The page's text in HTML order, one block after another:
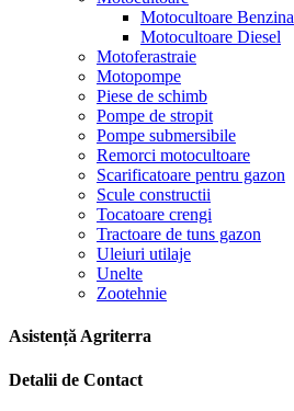
Motocultoare Benzina
Motocultoare Diesel
Motoferastraie
Motopompe
Piese de schimb
Pompe de stropit
Pompe submersibile
Remorci motocultoare
Scarificatoare pentru gazon
Scule constructii
Tocatoare crengi
Tractoare de tuns gazon
Uleiuri utilaje
Unelte
Zootehnie
Asistență Agriterra
Detalii de Contact